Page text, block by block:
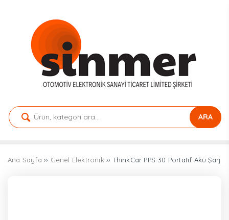
ARA
Ana Sayfa ›› Genel Elektronik ›› ThinkCar PPS-30 Portatif Akü Şarj